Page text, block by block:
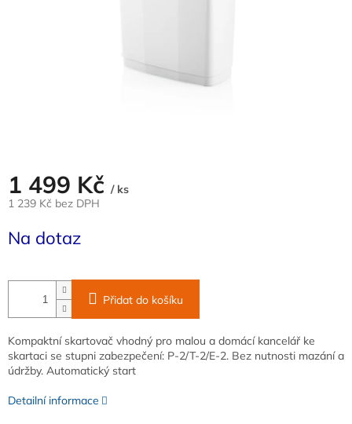
1 499 Kč / ks
1 239 Kč bez DPH
cena:
Na dotaz
Přidat do košíku
Kompaktní skartovač vhodný pro malou a domácí kancelář ke
skartaci se stupni zabezpečení: P-2/T-2/E-2. Bez nutnosti mazání a
údržby. Automatický start
Detailní informace